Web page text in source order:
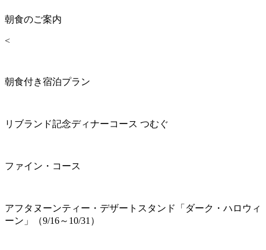
朝食のご案内
<
朝食付き宿泊プラン
リブランド記念ディナーコース つむぐ
ファイン・コース
アフタヌーンティー・デザートスタンド「ダーク・ハロウィ
ーン」（9/16～10/31）